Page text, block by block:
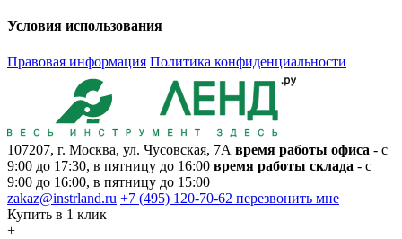
Условия использования
Правовая информация Политика конфиденциальности
107207, г. Москва, ул. Чусовская, 7А время работы офиса - с
9:00 до 17:30, в пятницу до 16:00 время работы склада - с
9:00 до 16:00, в пятницу до 15:00
zakaz@instrland.ru +7 (495) 120-70-62 перезвонить мне
Купить в 1 клик
+